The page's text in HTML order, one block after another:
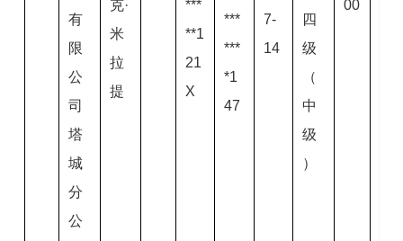
有
限
公
司
塔
城
分
公
克·
米
拉
提
***
**1
21
X
***
***
*1
47
7-
14
四
级
（
中
级
）
00